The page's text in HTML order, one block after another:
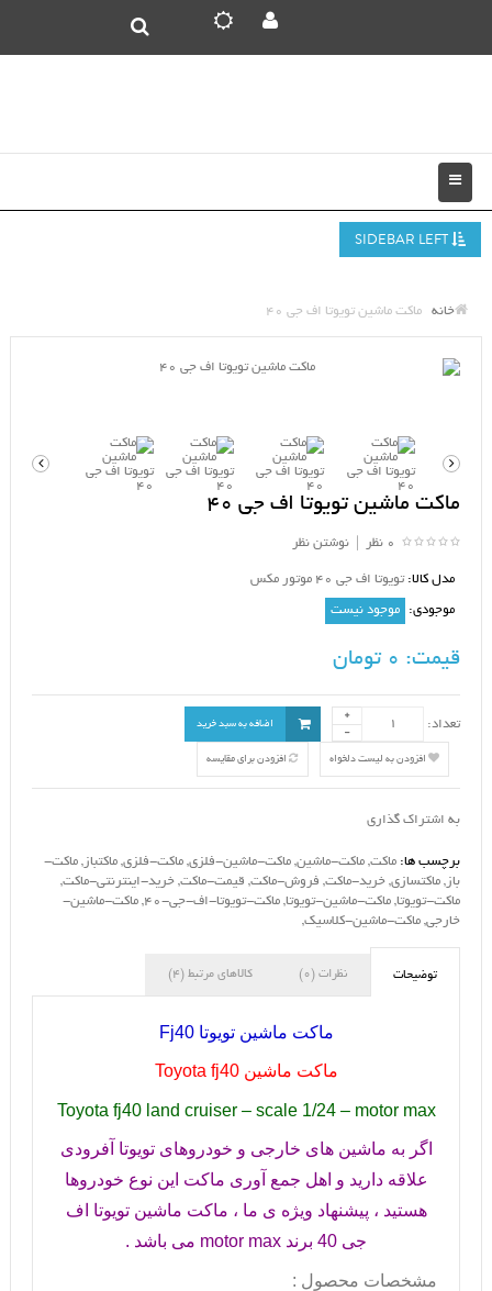
خانه ماکت ماشین تویوتا اف جی 40
ماکت ماشین تویوتا اف جی 40
0 نظر نوشتن نظر
مدل کالا: تویوتا اف جی 40 موتور مکس
موجودی: موجود نیست
قیمت:
تعداد: اضافه به سبد خرید
افزودن به لیست دلخواه افزودن برای مقایسه
به اشتراک گذاری
برچسب ها: ماکت, ماکت-ماشین, ماکت-ماشین-فلزی, ماکت-فلزی, ماکتباز , ماکت-
باز , ماکتسازی, خرید-ماکت, فروش-ماکت, قیمت-ماکت, خرید-اینترنتی-ماکت,
ماکت-تویوتا, ماکت-ماشین-تویوتا, ماکت-تویوتا-اف-جی-40 , ماکت-ماشین-
خارجی, ماکت-ماشین-کلاسیک,
توضیحات نظرات (0) کالاهای مرتبط (4)
ماکت ماشین تویوتاFj40
ماکت ماشینToyota fj40
Toyota fj40 land cruiser – scale 1/24 – motor max
اگر به ماشین های خارجی و خودروهای تویوتا آفرودی
علاقه دارید و اهل جمع آوری ماکت این نوع خودروها
هستید ، پیشنهاد ویژه ی ما ، ماکت ماشین تویوتا اف
جی 40 برند
motor max می باشد .
مشخصات محصول :